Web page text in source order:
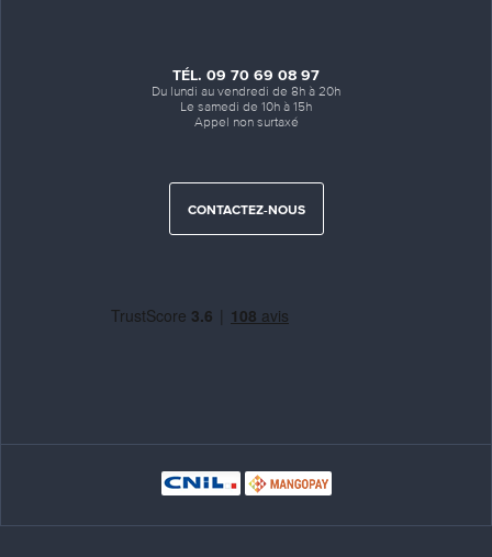
TÉL. 09 70 69 08 97
Du lundi au vendredi de 8h à 20h
Le samedi de 10h à 15h
Appel non surtaxé
CONTACTEZ-NOUS